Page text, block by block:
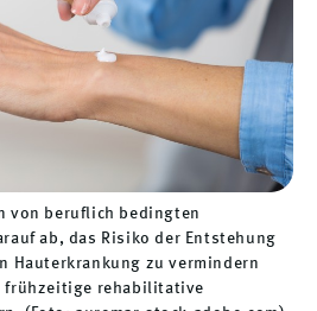
von beruflich bedingten
ab, das Risiko der Entstehung
Hauterkrankung zu vermindern
frühzeitige rehabilitative